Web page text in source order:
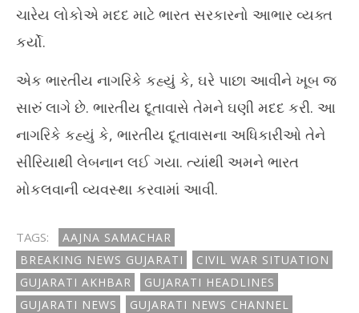
પહોંચ્યાં
December
14, 2024
ચારેય લોકોએ મદદ માટે ભારત સરકારનો આભાર વ્યક્ત
કર્યો.
એક ભારતીય નાગરિકે કહ્યું કે, ઘરે પાછા આવીને ખૂબ જ
સારું લાગે છે. ભારતીય દૂતાવાસે તેમને ઘણી મદદ કરી. આ
નાગરિકે કહ્યું કે, ભારતીય દૂતાવાસના અધિકારીઓ તેને
સીરિયાથી લેબનાન લઈ ગયા. ત્યાંથી અમને ભારત
મોકલવાની વ્યવસ્થા કરવામાં આવી.
TAGS:
AAJNA SAMACHAR
BREAKING NEWS GUJARATI
CIVIL WAR SITUATION
GUJARATI AKHBAR
GUJARATI HEADLINES
GUJARATI NEWS
GUJARATI NEWS CHANNEL